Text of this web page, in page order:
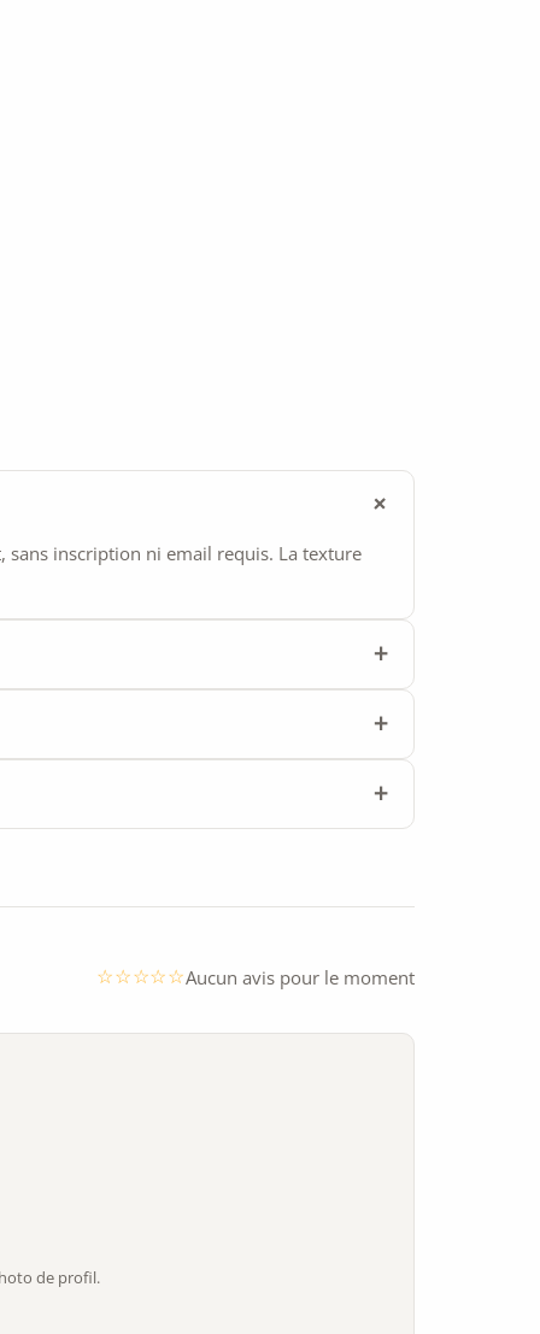
sans inscription ni email requis. La texture
Aucun avis pour le moment
de profil.